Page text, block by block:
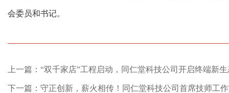
会委员和书记。
上一篇：“双千家店”工程启动，同仁堂科技公司开启终端新
下一篇：守正创新，薪火相传！同仁堂科技公司首席技师工